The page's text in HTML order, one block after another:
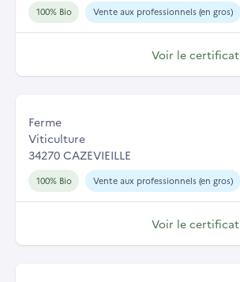
100% Bio Vente aux professionnels (en gros)
Voir le certificat
Ferme
Viticulture
34270 CAZEVIEILLE
100% Bio Vente aux professionnels (en gros)
Voir le certificat